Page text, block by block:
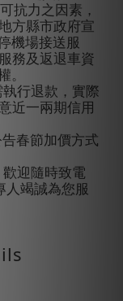
抗力之因素，
方縣市政府宣
機場接送服
務及返退車資
。
行退款，實際
近一兩期信用
春節加價方式
迎隨時致電
人竭誠為您服